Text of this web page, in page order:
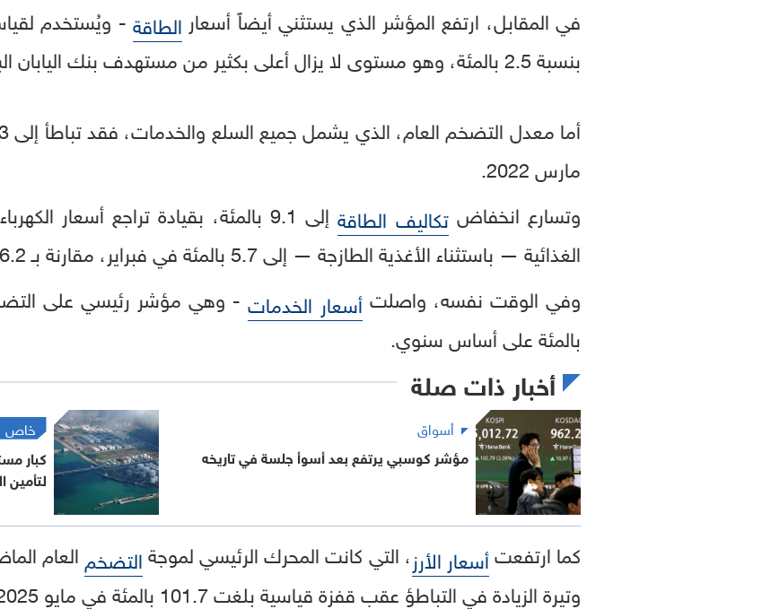
في المقابل، ارتفع المؤشر الذي يستثني أيضاً أسعار الطاقة - ويُستخدم
بنسبة 2.5 بالمئة، وهو مستوى لا يزال أعلى بكثير من مستهدف بنك اليابان البالغ 2 بالمئة.
مارس 2022.
وتسارع انخفاضتكاليف الطاقة
إلى 9.1 بالمئة، بقيادة تراجع أسعار
الغذائية — باستثناء الأغذية الطازجة — إلى 5.7 بالمئة في فبراير، مقارنة بـ 6.2 بالمئة في الشهر السابق.
وفي الوقت نفسه، واصلتأسعار الخدمات
بالمئة على أساس سنوي.
أخبار ذات صلة
أسواق
مؤشر كوسبي يرتفع بعد أسوأ جلسة في تاريخه
خاص
كبار
لتأمين
كما ارتفعتأسعار الأرز، التي كانت المحرك الرئيسي لموجةالتضخم
وتيرة الزيادة في التباطؤ عقب قفزة قياسية بلغت 101.7 بالمئة في مايو 2025.